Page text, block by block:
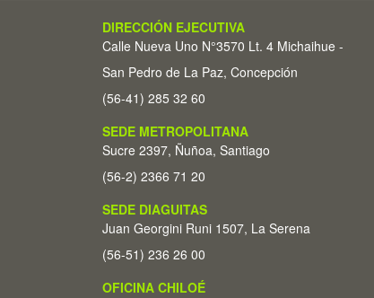
DIRECCIÓN EJECUTIVA
Calle Nueva Uno N°3570 Lt. 4 Michaihue -
San Pedro de La Paz, Concepción
(56-41) 285 32 60
SEDE METROPOLITANA
Sucre 2397, Ñuñoa, Santiago
(56-2) 2366 71 20
SEDE DIAGUITAS
Juan Georgini Runi 1507, La Serena
(56-51) 236 26 00
OFICINA CHILOÉ